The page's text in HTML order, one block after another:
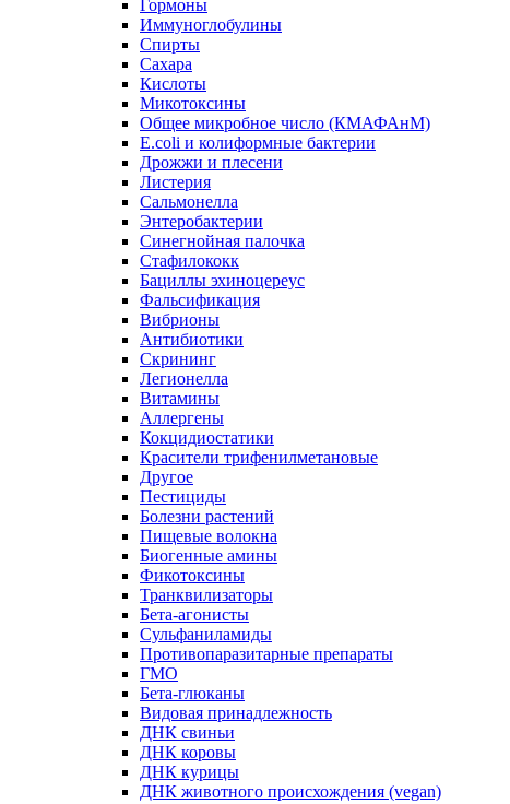
Гормоны
Иммуноглобулины
Спирты
Сахара
Кислоты
Микотоксины
Общее микробное число (КМАФАнМ)
E.coli и колиформные бактерии
Дрожжи и плесени
Листерия
Сальмонелла
Энтеробактерии
Синегнойная палочка
Стафилококк
Бациллы эхиноцереус
Фальсификация
Вибрионы
Антибиотики
Скрининг
Легионелла
Витамины
Аллергены
Кокцидиостатики
Красители трифенилметановые
Другое
Пестициды
Болезни растений
Пищевые волокна
Биогенные амины
Фикотоксины
Транквилизаторы
Бета-агонисты
Сульфаниламиды
Противопаразитарные препараты
ГМО
Бета-глюканы
Видовая принадлежность
ДНК свиньи
ДНК коровы
ДНК курицы
ДНК животного происхождения (vegan)